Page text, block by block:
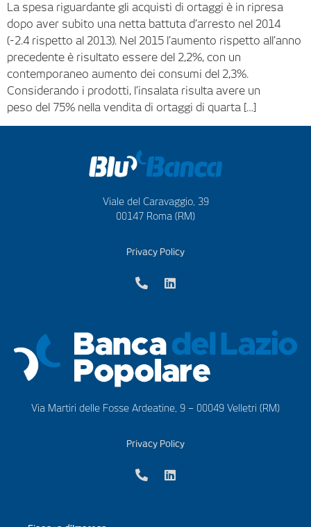
La spesa riguardante gli acquisti di ortaggi è in ripresa
dopo aver subito una netta battuta d’arresto nel 2014
(-2.4 rispetto al 2013). Nel 2015 l’aumento rispetto all’anno
precedente è risultato essere del 2,2%, con un
contemporaneo aumento dei consumi del 2,3%.
Considerando i prodotti, l’insalata risulta avere un
peso del 75% nella vendita di ortaggi di quarta […]
Viale del Caravaggio, 39
00147 Roma (RM)
Privacy Policy
Via Martiri delle Fosse Ardeatine, 9 – 00049 Velletri (RM)
Privacy Policy